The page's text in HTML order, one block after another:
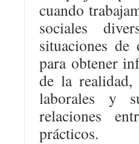
cuando
sociales
situaciones
para obtener
de la realidad,
laborales y
relaciones
prácticos.